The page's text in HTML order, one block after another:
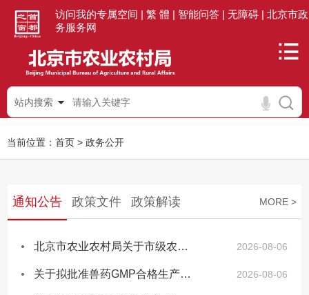
访问我的专属空间 | 繁 體 | 智能问答 | 无障碍 | 北京市政
务服务网
站内搜索
当前位置： 首页 > 政务公开
通知公告 政策文件 政策解读 MORE >
北京市农业农村局关于市级农业种质资源库（圃、场）复查与遴选结果的公示 2026-08-06
关于拟批准兽药GMP合格生产线的公示 2026-08-06